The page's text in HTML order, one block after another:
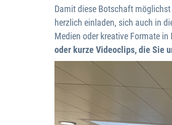
Damit diese Botschaft
herzlich einladen, sich auch in
Medien oder kreative Formate in
oder kurze Videoclips, die Sie